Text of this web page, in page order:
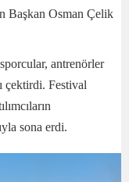
Başkan Osman Çelik
antrenörler
çektirdi. Festival
sona erdi.